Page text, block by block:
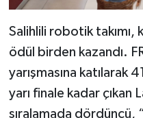
Salihlili robotik takımı,
ödül birden kazandı.
yarışmasına katılarak
yarı finale kadar çıkan
sıralamada dördüncü,